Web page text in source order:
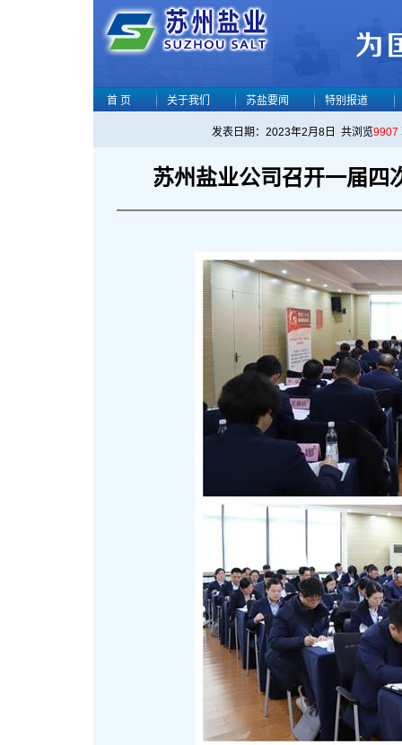
首 页 关于我们 苏盐要闻 特别报道
发表日期：2023年2月8日 共浏览9907
苏州盐业公司召开一届四